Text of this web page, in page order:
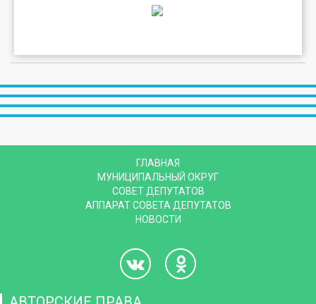
ГЛАВНАЯ
МУНИЦИПАЛЬНЫЙ ОКРУГ
СОВЕТ ДЕПУТАТОВ
АППАРАТ СОВЕТА ДЕПУТАТОВ
НОВОСТИ